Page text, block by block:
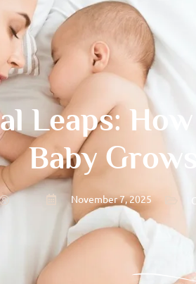
Leaps:
Baby Grows
November 7, 2025